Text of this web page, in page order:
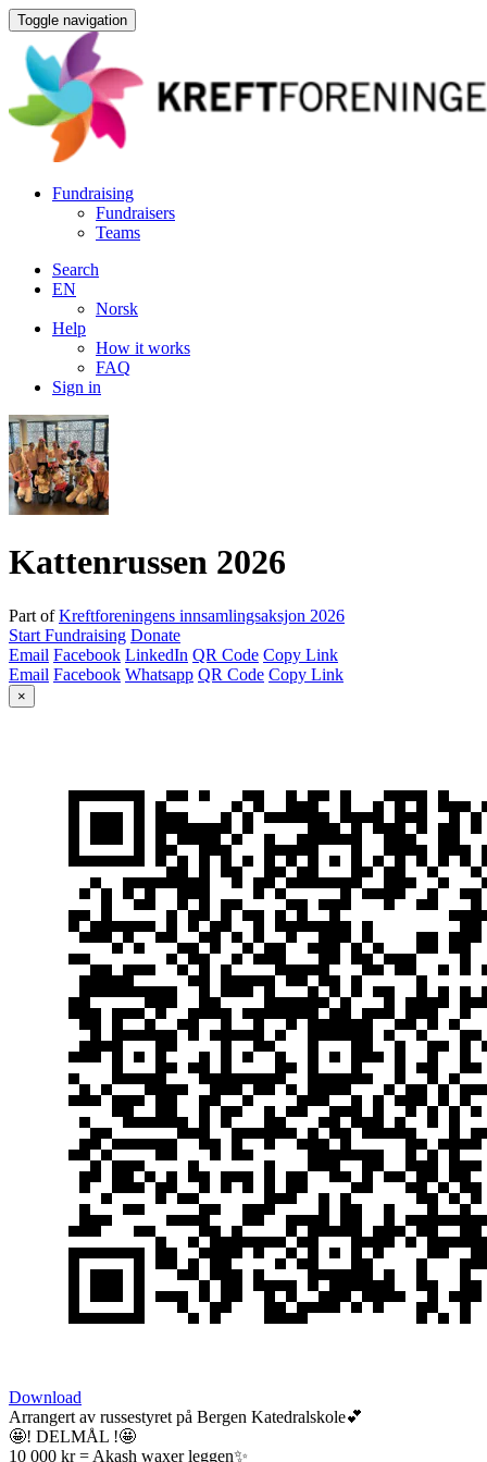
Toggle navigation
Fundraising
Fundraisers
Teams
Search
EN
Norsk
Help
How it works
FAQ
Sign in
Kattenrussen 2026
Part ofKreftforeningens innsamlingsaksjon 2026
Start Fundraising Donate
Email Facebook LinkedIn QR Code Copy Link
Email Facebook Whatsapp QR Code Copy Link
×
Download
Arrangert av russestyret på Bergen Katedralskole💕
🤩! DELMÅL !🤩
10 000 kr = Akash waxer leggen✨